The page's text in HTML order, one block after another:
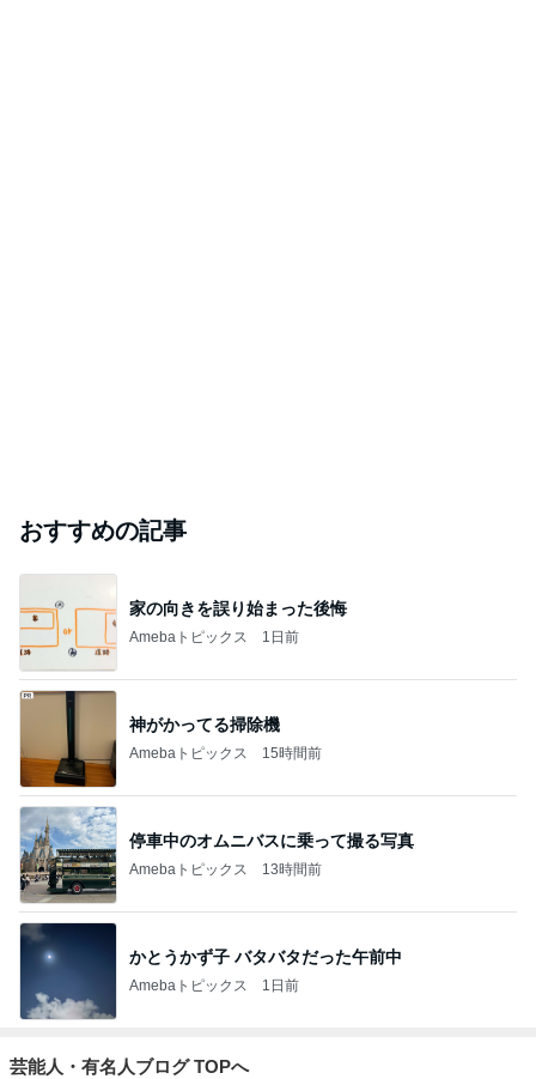
おすすめの記事
家の向きを誤り始まった後悔
Amebaトピックス 1日前
神がかってる掃除機
Amebaトピックス 15時間前
停車中のオムニバスに乗って撮る写真
Amebaトピックス 13時間前
かとうかず子 バタバタだった午前中
Amebaトピックス 1日前
芸能人・有名人ブログ TOPへ